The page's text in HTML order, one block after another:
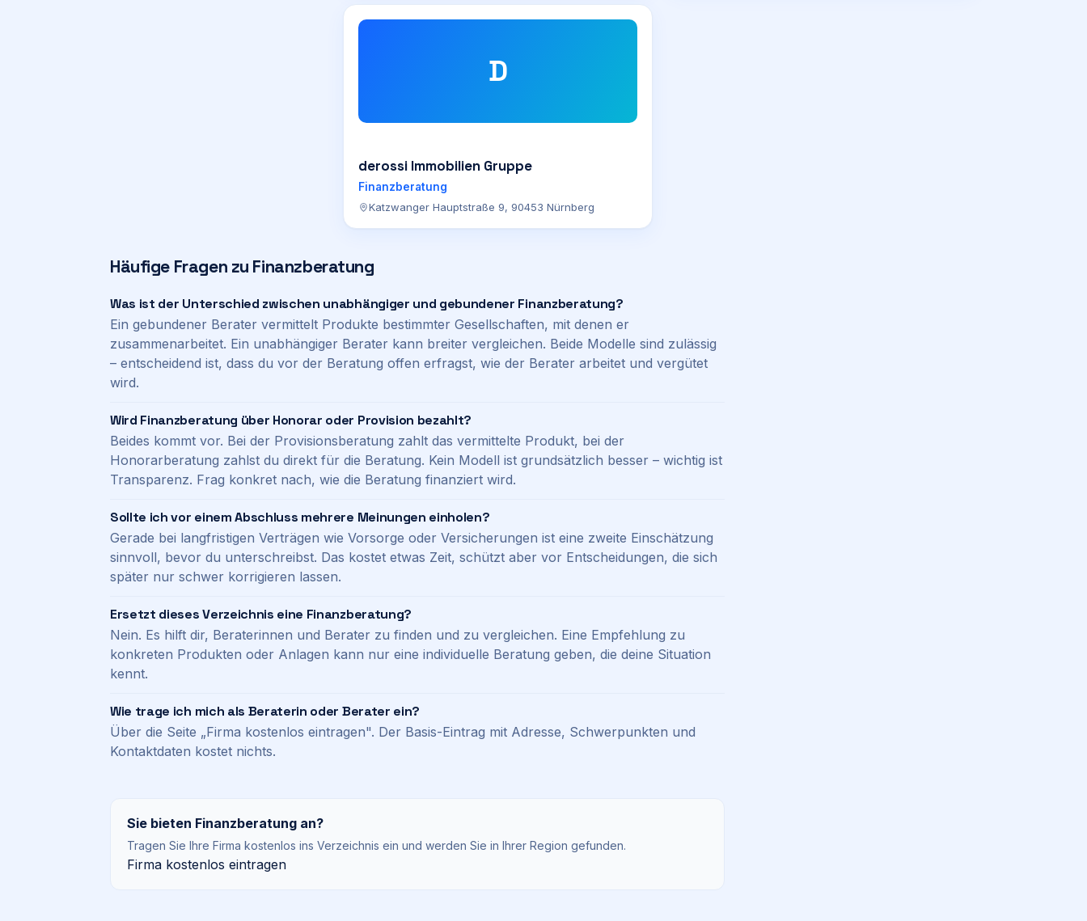
D
derossi Immobilien Gruppe
Finanzberatung
Katzwanger Hauptstraße 9, 90453 Nürnberg
Häufige Fragen zu Finanzberatung
Was ist der Unterschied zwischen unabhängiger und gebundener Finanzberatung?
Ein gebundener Berater vermittelt Produkte bestimmter Gesellschaften, mit denen er
zusammenarbeitet. Ein unabhängiger Berater kann breiter vergleichen. Beide Modelle sind zulässig
– entscheidend ist, dass du vor der Beratung offen erfragst, wie der Berater arbeitet und vergütet
wird.
Wird Finanzberatung über Honorar oder Provision bezahlt?
Beides kommt vor. Bei der Provisionsberatung zahlt das vermittelte Produkt, bei der
Honorarberatung zahlst du direkt für die Beratung. Kein Modell ist grundsätzlich besser – wichtig ist
Transparenz. Frag konkret nach, wie die Beratung finanziert wird.
Sollte ich vor einem Abschluss mehrere Meinungen einholen?
Gerade bei langfristigen Verträgen wie Vorsorge oder Versicherungen ist eine zweite Einschätzung
sinnvoll, bevor du unterschreibst. Das kostet etwas Zeit, schützt aber vor Entscheidungen, die sich
später nur schwer korrigieren lassen.
Ersetzt dieses Verzeichnis eine Finanzberatung?
Nein. Es hilft dir, Beraterinnen und Berater zu finden und zu vergleichen. Eine Empfehlung zu
konkreten Produkten oder Anlagen kann nur eine individuelle Beratung geben, die deine Situation
kennt.
Wie trage ich mich als Beraterin oder Berater ein?
Über die Seite „Firma kostenlos eintragen". Der Basis-Eintrag mit Adresse, Schwerpunkten und
Kontaktdaten kostet nichts.
Sie bieten Finanzberatung an?
Tragen Sie Ihre Firma kostenlos ins Verzeichnis ein und werden Sie in Ihrer Region gefunden.
Firma kostenlos eintragen